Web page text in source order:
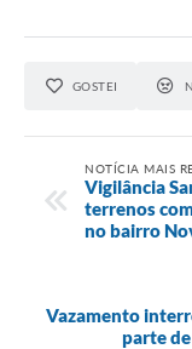
GOSTEI
NOTÍCIA MAIS
Vigilância
terrenos
no bairro
Vazamento
parte